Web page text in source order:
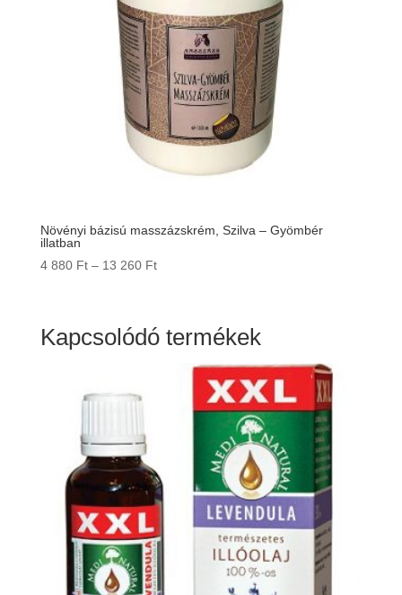
Növényi bázisú masszázskrém, Szilva – Gyömbér
illatban
4 880 Ft – 13 260 FtÁrtartomány:
-
13
260 Ft
Kapcsolódó termékek